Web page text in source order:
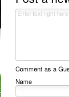
Comment as a
Name